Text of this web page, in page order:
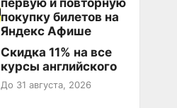
первую и повторную
покупку билетов на
Яндекс Афише
Скидка 11% на все
курсы английского
До 31 августа, 2026